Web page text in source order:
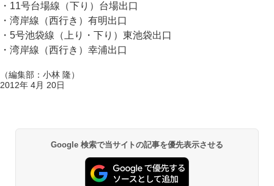
・11号台場線（下り）台場出口
・湾岸線（西行き）有明出口
・5号池袋線（上り・下り）東池袋出口
・湾岸線（西行き）幸浦出口
（編集部：小林 隆）
2012年 4月 20日
Google 検索で当サイトの記事を優先表示させる